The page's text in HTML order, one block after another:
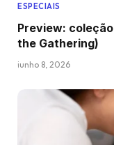
ESPECIAIS
Preview:
the Gathering)
junho 8, 2026